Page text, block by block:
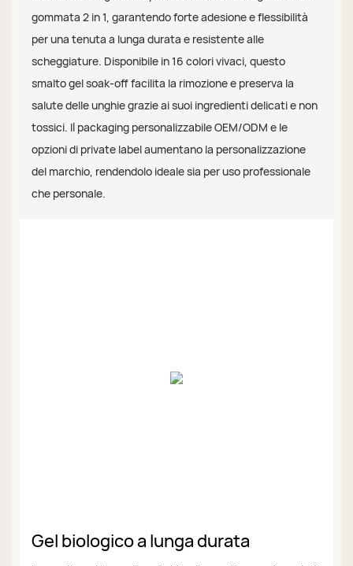
gommata 2 in 1, garantendo forte adesione e flessibilità
per una tenuta a lunga durata e resistente alle
scheggiature. Disponibile in 16 colori vivaci, questo
smalto gel soak-off facilita la rimozione e preserva la
salute delle unghie grazie ai suoi ingredienti delicati e non
tossici. Il packaging personalizzabile OEM/ODM e le
opzioni di private label aumentano la personalizzazione
del marchio, rendendolo ideale sia per uso professionale
che personale.
Gel biologico a lunga durata